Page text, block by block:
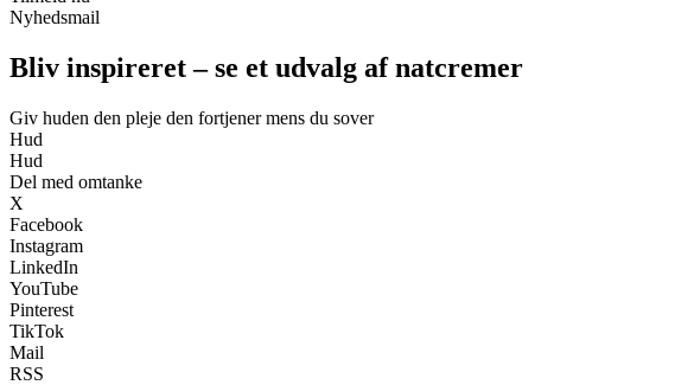
Nyhedsmail
Bliv inspireret – se et udvalg af natcremer
Giv huden den pleje den fortjener mens du sover
Hud
Hud
Del med omtanke
X
Facebook
Instagram
LinkedIn
YouTube
Pinterest
TikTok
Mail
RSS